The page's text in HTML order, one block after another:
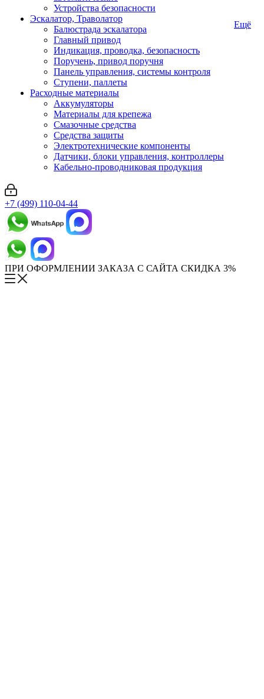
Устройства безопасности
Эскалатор, Траволатор
Балюстрада эскалатора
Главный привод
Индикация, проводка, безопасность
Поручень, привод поручня
Панель управления, системы контроля
Ступени, паллеты
Расходные материалы
Аккумуляторы
Материалы для крепежа
Смазочные средства
Средства защиты
Электротехнические компоненты
Датчики, блоки управления, контроллеры
Кабельно-проводниковая продукция
Ещё
+7 (499) 110-04-44
ПРИ ОФОРМЛЕНИИ ЗАКАЗА С САЙТА СКИДКА 3%